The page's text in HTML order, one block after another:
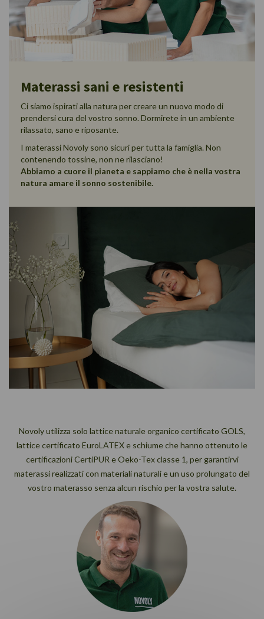
Materassi sani e resistenti
Ci siamo ispirati alla natura per creare un nuovo modo di
prendersi cura del vostro sonno. Dormirete in un ambiente
rilassato, sano e riposante.
I materassi Novoly sono sicuri per tutta la famiglia. Non
contenendo tossine, non ne rilasciano!
Abbiamo a cuore il pianeta e sappiamo che è nella vostra
natura amare il sonno sostenibile.
Novoly utilizza solo lattice naturale organico certificato GOLS,
lattice certificato EuroLATEX e schiume che hanno ottenuto le
certificazioni CertiPUR e Oeko-Tex classe 1, per garantirvi
materassi realizzati con materiali naturali e un uso prolungato del
vostro materasso senza alcun rischio per la vostra salute.